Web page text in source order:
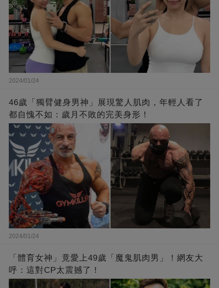
2024/01/24
46歲「獨臂健身男神」展現驚人肌肉，年輕人看了
都自愧不如：歲月不敗的完美身形！
2024/01/24
「體育女神」竟愛上49歲「魔鬼肌肉男」！網友大
呼：這對CP太震撼了！